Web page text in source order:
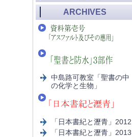
ARCHIVES
中島路可教室「聖書の中
の化学と生物」
「日本書紀と瀝青」2012
「日本書紀と瀝青」2013